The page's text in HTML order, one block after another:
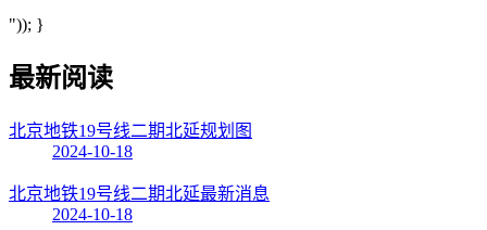
")); }
最新阅读
北京地铁19号线二期北延规划图
2024-10-18
北京地铁19号线二期北延最新消息
2024-10-18